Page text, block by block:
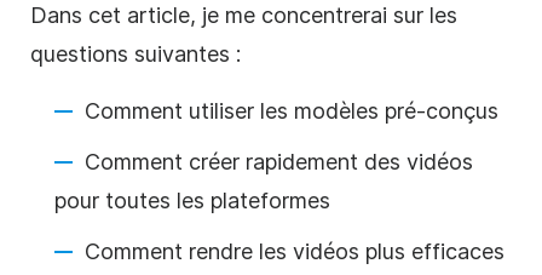
Dans cet article, je me concentrerai sur les
questions suivantes :
Comment utiliser les modèles pré-conçus
Comment créer rapidement des vidéos
pour toutes les plateformes
Comment rendre les vidéos plus efficaces